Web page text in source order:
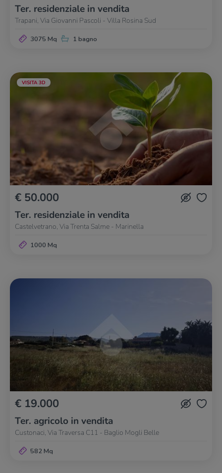
Ter. residenziale in vendita
Trapani, Via Giovanni Pascoli - Villa Rosina Sud
3075 Mq 1 bagno
VISITA 3D
€ 50.000
Ter. residenziale in vendita
Castelvetrano, Via Trenta Salme - Marinella
1000 Mq
€ 19.000
Ter. agricolo in vendita
Custonaci, Via Traversa C11 - Baglio Mogli Belle
582 Mq